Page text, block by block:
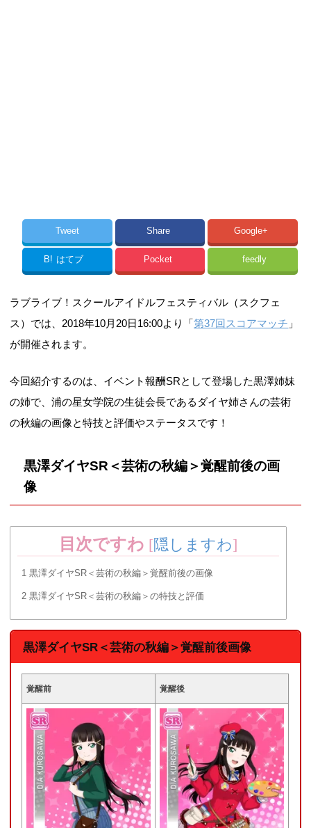
Tweet Share Google+
B! はてブ Pocket feedly
ラブライブ！スクールアイドルフェスティバル（スクフェ
ス）では、2018年10月20日16:00より「第37回スコアマッチ 」
が開催されます。
今回紹介するのは、イベント報酬SRとして登場した黒澤姉妹
の姉で、浦の星女学院の生徒会長であるダイヤ姉さんの芸術
の秋編の画像と特技と評価やステータスです！
黒澤ダイヤSR＜芸術の秋編＞覚醒前後の画
像
目次ですわ [隠しますわ]
1 黒澤ダイヤSR＜芸術の秋編＞覚醒前後の画像
2 黒澤ダイヤSR＜芸術の秋編＞の特技と評価
黒澤ダイヤSR＜芸術の秋編＞覚醒前後画像
覚醒前 覚醒後